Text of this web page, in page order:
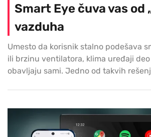
Smart Eye čuva vas od
vazduha
Umesto da korisnik stalno podešava
ili brzinu ventilatora, klima uređaji
obavljaju sami. Jedno od takvih